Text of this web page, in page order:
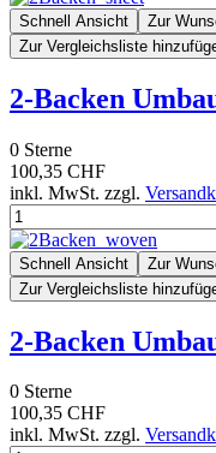
Schnell Ansicht
Zur
Zur Vergleichsliste
2-Backen
0 Sterne
100,35 CHF
inkl. MwSt. zzgl.
Schnell Ansicht
Zur
Zur Vergleichsliste
2-Backen
0 Sterne
100,35 CHF
inkl. MwSt. zzgl.